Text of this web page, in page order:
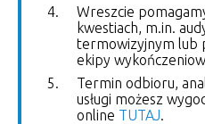
Wreszcie
kwestiach, m.in.
termowizyjnym lub
ekipy
Termin odbioru,
usługi możesz
online TUTAJ